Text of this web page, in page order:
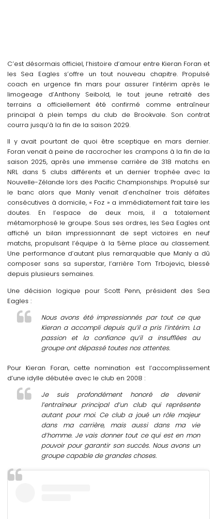
C’est désormais officiel, l‘histoire d’amour entre Kieran Foran et
les Sea Eagles s’offre un tout nouveau chapitre. Propulsé
coach en urgence fin mars pour assurer l’intérim après le
limogeage d’Anthony Seibold, le tout jeune retraité des
terrains a officiellement été confirmé comme entraîneur
principal à plein temps du club de Brookvale. Son contrat
courra jusqu’à la fin de la saison 2029.
Il y avait pourtant de quoi être sceptique en mars dernier.
Foran venait à peine de raccrocher les crampons à la fin de la
saison 2025, après une immense carrière de 318 matchs en
NRL dans 5 clubs différents et un dernier trophée avec la
Nouvelle-Zélande lors des Pacific Championships. Propulsé sur
le banc alors que Manly venait d’enchaîner trois défaites
consécutives à domicile, « Foz » a immédiatement fait taire les
doutes. En l’espace de deux mois, il a totalement
métamorphosé le groupe. Sous ses ordres, les Sea Eagles ont
affiché un bilan impressionnant de sept victoires en neuf
matchs, propulsant l’équipe à la 5ème place au classement.
Une performance d’autant plus remarquable que Manly a dû
composer sans sa superstar, l’arrière Tom Trbojevic, blessé
depuis plusieurs semaines.
Une décision logique pour Scott Penn, président des Sea
Eagles :
Nous avons été impressionnés par tout ce que
Kieran a accompli depuis qu’il a pris l’intérim. La
passion et la confiance qu’il a insufflées au
groupe ont dépassé toutes nos attentes.
Pour Kieran Foran, cette nomination est l’accomplissement
d’une idylle débutée avec le club en 2008 :
Je suis profondément honoré de devenir
l’entraîneur principal d’un club qui représente
autant pour moi. Ce club a joué un rôle majeur
dans ma carrière, mais aussi dans ma vie
d’homme. Je vais donner tout ce qui est en mon
pouvoir pour garantir son succès. Nous avons un
groupe capable de grandes choses.